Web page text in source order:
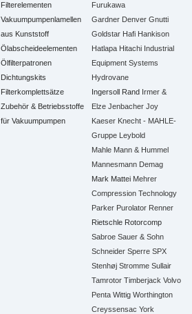
Filterelementen
Vakuumpumpenlamellen
aus Kunststoff
Ölabscheideelementen
Ölfilterpatronen
Dichtungskits
Filterkomplettsätze
Zubehör & Betriebsstoffe
für Vakuumpumpen
Furukawa
Gardner Denver Gnutti
Goldstar Hafi Hankison
Hatlapa Hitachi Industrial
Equipment Systems
Hydrovane
Ingersoll Rand Irmer &
Elze Jenbacher Joy
Kaeser Knecht - MAHLE-
Gruppe
Leybold
Mahle Mann & Hummel
Mannesmann Demag
Mark Mattei Mehrer
Compression Technology
Parker Purolator Renner
Rietschle Rotorcomp
Sabroe Sauer & Sohn
Schneider Sperre SPX
Stenhøj Stromme Sullair
Tamrotor Timberjack Volvo
Penta Wittig Worthington
Creyssensac York